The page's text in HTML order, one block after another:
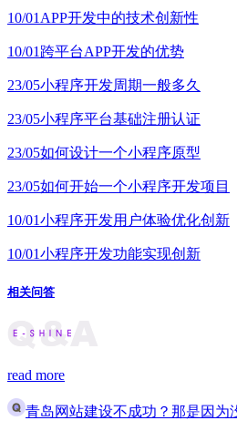
10/01 APP开发中的技术创新性
10/01 跨平台APP开发的优势
23/05小程序开发周期一般多久
23/05小程序平台基础注册认证
23/05如何设计一个小程序原型
23/05如何开始一个小程序开发项目
10/01小程序开发用户体验优化创新
10/01小程序开发功能实现创新
相关问答
read more
青岛网站建设不成功？那是因为